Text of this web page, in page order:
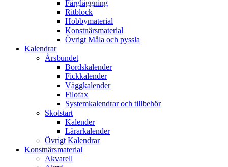
Färgläggning
Ritblock
Hobbymaterial
Konstnärsmaterial
Övrigt Måla och pyssla
Kalendrar
Årsbundet
Bordskalender
Fickkalender
Väggkalender
Filofax
Systemkalendrar och tillbehör
Skolstart
Kalender
Lärarkalender
Övrigt Kalendrar
Konstnärsmaterial
Akvarell